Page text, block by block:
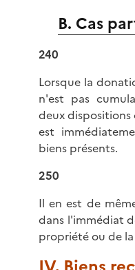
B. Cas
240
Lorsque la
n'est pas
deux
est
biens présents.
250
Il en est de
dans l'immédiat
propriété ou de